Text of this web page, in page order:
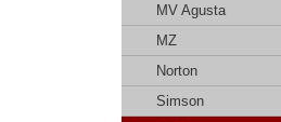
MV Agusta
MZ
Norton
Simson